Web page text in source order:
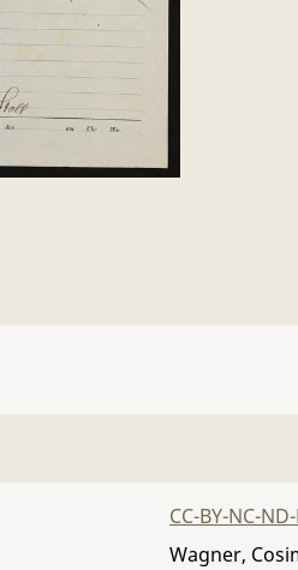
CC-BY-NC-
Wagner,